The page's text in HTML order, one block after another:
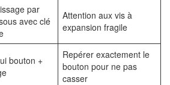
par
avec clé
Attention aux vis à
expansion fragile
bouton +
Repérer exactement le
bouton pour ne pas
casser